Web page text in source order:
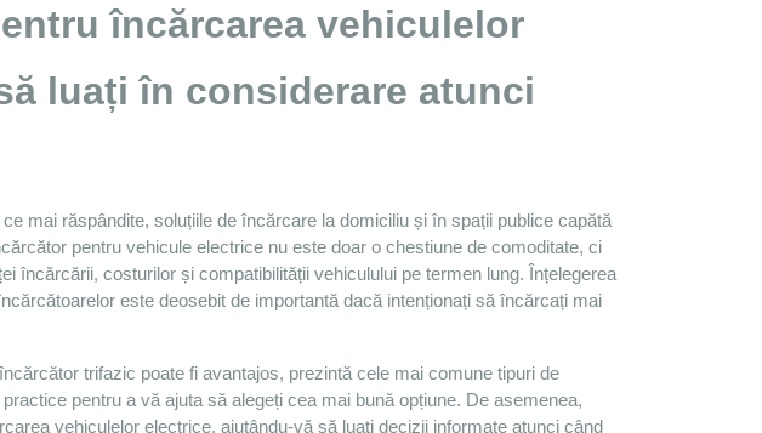
încărcarea vehiculelor
luați în considerare atunci
mai răspândite, soluțiile de încărcare la domiciliu și în spații publice capătă
pentru vehicule electrice nu este doar o chestiune de comoditate, ci
încărcării, costurilor și compatibilității vehiculului pe termen lung. Înțelegerea
este deosebit de importantă dacă intenționați să încărcați mai
trifazic poate fi avantajos, prezintă cele mai comune tipuri de
pentru a vă ajuta să alegeți cea mai bună opțiune. De asemenea,
vehiculelor electrice, ajutându-vă să luați decizii informate atunci când